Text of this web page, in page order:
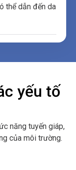
thể dẫn đến da
yếu tố
năng tuyến giáp,
của môi trường.